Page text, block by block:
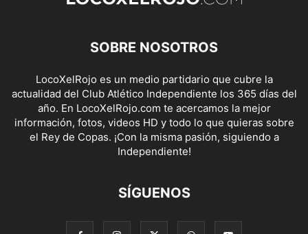
SOBRE NOSOTROS
LocoXelRojo es un medio partidario que cubre la
actualidad del Club Atlético Independiente los 365 días del
año. En LocoXelRojo.com te acercamos la mejor
información, fotos, videos HD y todo lo que quieras sobre
el Rey de Copas. ¡Con la misma pasión, siguiendo a
Independiente!
SÍGUENOS